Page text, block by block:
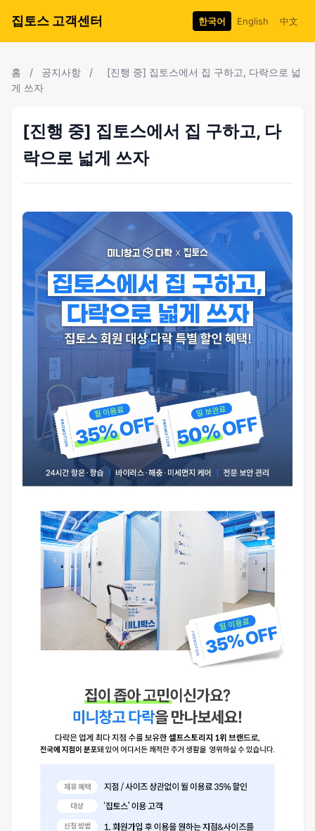
집토스 고객센터 한국어 English 中文
홈 / 공지사항 /
[진행 중] 집토스에서 집 구하고, 다락으로 넓
게 쓰자
[진행 중] 집토스에서 집 구하고, 다
락으로 넓게 쓰자